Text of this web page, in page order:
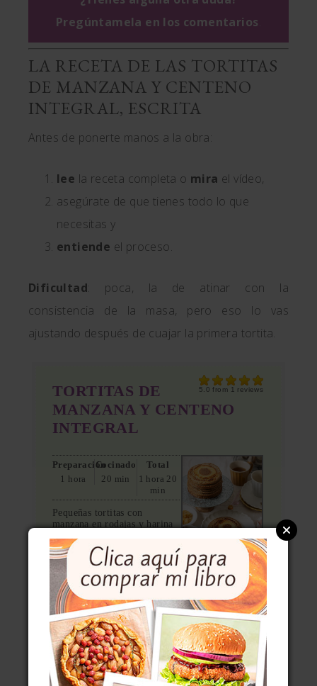
Pregúntamela en los comentarios.
LA RECETA DE LAS TORTITAS
DE MANZANA Y CENTENO
INTEGRAL, ESCRITA
Antes de ponerte manos a la obra:
lee la receta completa o mira el vídeo,
asegúrate de que tienes todo lo que
necesitas y
entiende el proceso.
Dificultad: poca, la de atinar con la
consistencia de la masa, pero eso lo vas
ajustando después de cuajar la primera tortita.
5.0 from 1 reviews
TORTITAS DE
MANZANA Y CENTENO
INTEGRAL
Preparación
1 hora
Cocinado
20 min
Total
1 hora 20
min
Pequeñas tortitas con
manzana en rodajas y harina
Autor:
Miriam García
Tipo de receta: Postre
Cocina:Internacional
Raciones:10
INGREDIENTES
200 g de harina de centeno integral
½ cdta. de levadura química
2 huevos a tª ambiente